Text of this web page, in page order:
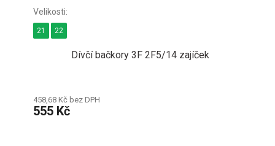
Dívčí bačkory 3F 2F5/14 zajíček
458,68 Kč bez DPH
555 Kč
21 22